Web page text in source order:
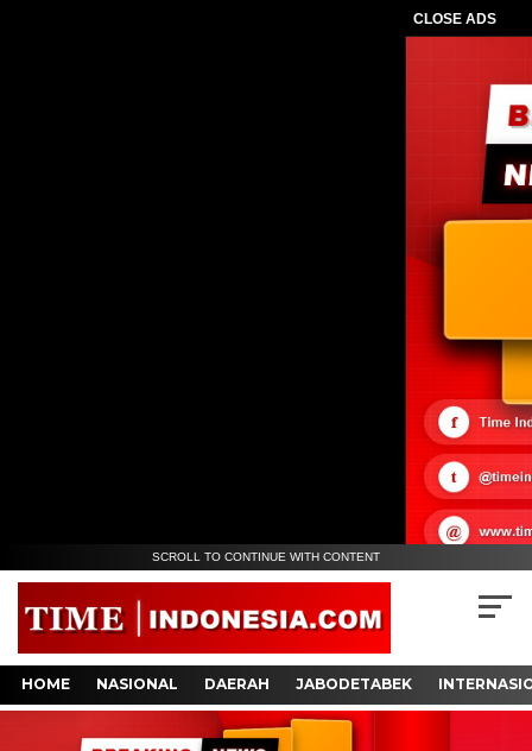
CLOSE ADS
SCROLL TO CONTINUE WITH CONTENT
HOME NASIONAL DAERAH JABODETABEK